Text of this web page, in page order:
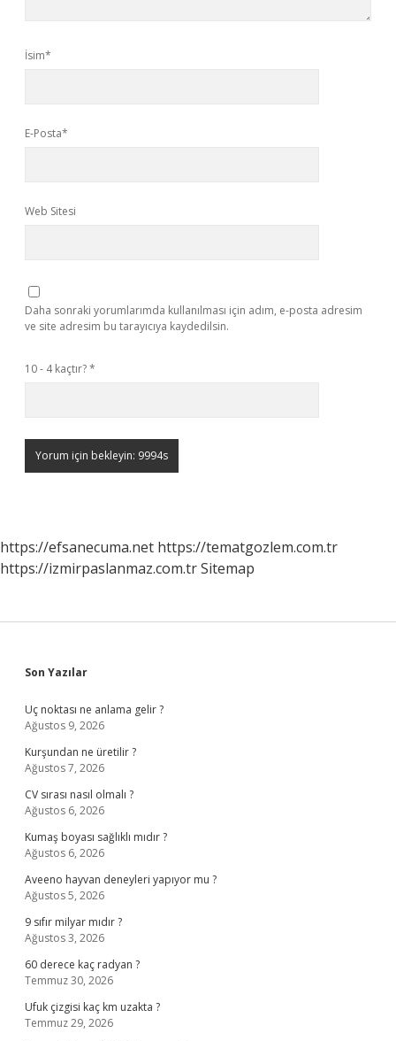
İsim*
E-Posta*
Web Sitesi
Daha sonraki yorumlarımda kullanılması için adım, e-posta adresim
ve site adresim bu tarayıcıya kaydedilsin.
10 - 4 kaçtır?*
https://efsanecuma.net https://tematgozlem.com.tr
https://izmirpaslanmaz.com.trSitemap
Sidebar
Son Yazılar
Uç noktası ne anlama gelir ?
Ağustos 9, 2026
Kurşundan ne üretilir ?
Ağustos 7, 2026
CV sırası nasıl olmalı ?
Ağustos 6, 2026
Kumaş boyası sağlıklı mıdır ?
Ağustos 6, 2026
Aveeno hayvan deneyleri yapıyor mu ?
Ağustos 5, 2026
9 sıfır milyar mıdır ?
Ağustos 3, 2026
60 derece kaç radyan ?
Temmuz 30, 2026
Ufuk çizgisi kaç km uzakta ?
Temmuz 29, 2026